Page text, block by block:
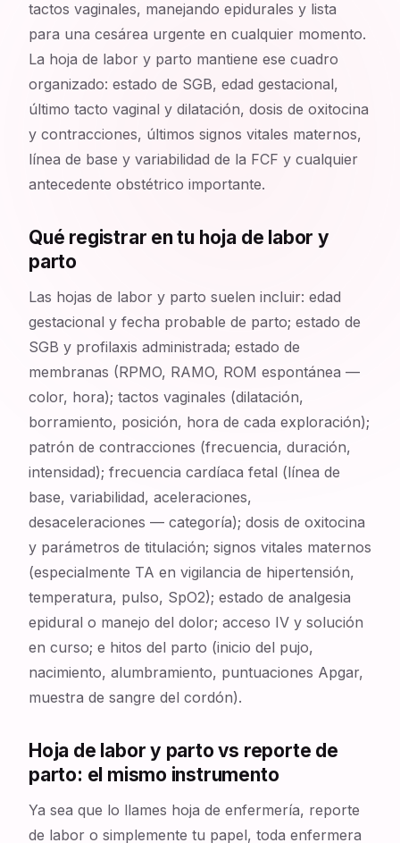
tactos vaginales, manejando epidurales y lista
para una cesárea urgente en cualquier momento.
La hoja de labor y parto mantiene ese cuadro
organizado: estado de SGB, edad gestacional,
último tacto vaginal y dilatación, dosis de oxitocina
y contracciones, últimos signos vitales maternos,
línea de base y variabilidad de la FCF y cualquier
antecedente obstétrico importante.
Qué registrar en tu hoja de labor y
parto
Las hojas de labor y parto suelen incluir: edad
gestacional y fecha probable de parto; estado de
SGB y profilaxis administrada; estado de
membranas (RPMO, RAMO, ROM espontánea —
color, hora); tactos vaginales (dilatación,
borramiento, posición, hora de cada exploración);
patrón de contracciones (frecuencia, duración,
intensidad); frecuencia cardíaca fetal (línea de
base, variabilidad, aceleraciones,
desaceleraciones — categoría); dosis de oxitocina
y parámetros de titulación; signos vitales maternos
(especialmente TA en vigilancia de hipertensión,
temperatura, pulso, SpO2); estado de analgesia
epidural o manejo del dolor; acceso IV y solución
en curso; e hitos del parto (inicio del pujo,
nacimiento, alumbramiento, puntuaciones Apgar,
muestra de sangre del cordón).
Hoja de labor y parto vs reporte de
parto: el mismo instrumento
Ya sea que lo llames hoja de enfermería, reporte
de labor o simplemente tu papel, toda enfermera